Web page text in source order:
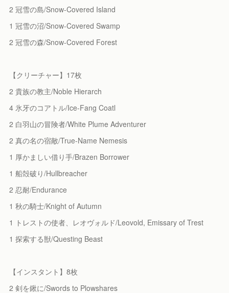
2 冠雪の島/Snow-Covered Island
1 冠雪の沼/Snow-Covered Swamp
2 冠雪の森/Snow-Covered Forest
【クリーチャー】17枚
2 貴族の教主/Noble Hierarch
4 氷牙のコアトル/Ice-Fang Coatl
2 白羽山の冒険者/White Plume Adventurer
2 真の名の宿敵/True-Name Nemesis
1 厚かましい借り手/Brazen Borrower
1 船殻破り/Hullbreacher
2 忍耐/Endurance
1 秋の騎士/Knight of Autumn
1 トレストの使者、レオヴォルド/Leovold, Emissary of Trest
1 探索する獣/Questing Beast
【インスタント】8枚
2 剣を鍬に/Swords to Plowshares